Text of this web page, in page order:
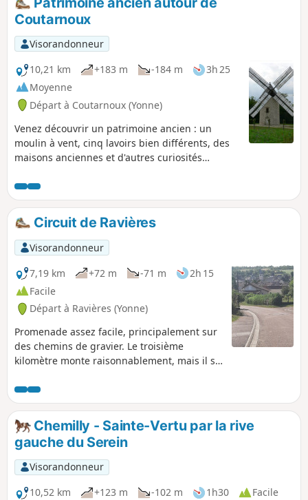
Coutarnoux
Visorandonneur
10,21 km
+183 m -184 m
3h 25
Moyenne
Départ à Coutarnoux (Yonne)
Venez découvrir un patrimoine ancien : un
moulin à vent, cinq lavoirs bien différents, des
maisons anciennes et d'autres curiosités
n'est un passage difficile, par temps de pluie, à
1 km du départ. Attention : pas de balisage sur
ce parcours.
Circuit de Ravières
Visorandonneur
7,19 km
+72 m -71 m
2h 15
Facile
Départ à Ravières (Yonne)
Promenade assez facile, principalement sur
des chemins de gravier. Le troisième
kilomètre monte raisonnablement, mais il se
plateau, le chemin ondule entre les champs.
Après la Chapelle Sainte-Anne, vous quittez
le plateau par une petite route goudronnée
assez raide pour rejoindre Ravières.
Chemilly - Sainte-Vertu par la rive
gauche du Serein
Visorandonneur
10,52 km
+123 m -102 m 1h30
Facile